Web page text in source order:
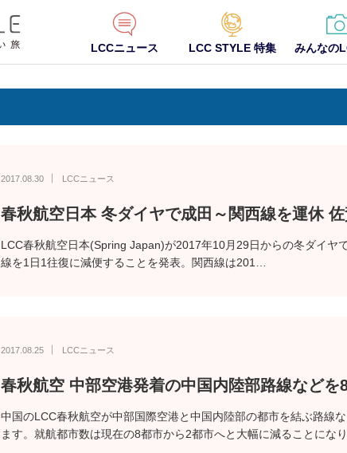
LCCニュース LCC STYLE 特集 みんなの
2017.08.30 LCCニュース
春秋航空日本 冬ダイヤで成田～関西線を運休
LCC春秋航空日本(Spring Japan)が2017年10月29日からの冬ダイヤ
線を1日1往復に減便することを発表。関西線は201…
2017.08.25 LCCニュース
春秋航空 中部空港発着の中国内陸部路線などを
中国のLCC春秋航空が中部国際空港と中国内陸部の都市を結ぶ路線
ます。就航都市数は現在の8都市から2都市へと大幅に減ることにな